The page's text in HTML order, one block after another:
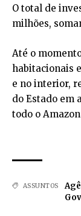
O total de
milhões,
Até o
habitacionais
e no interior,
do Estado em
todo o
ASSUNTOS